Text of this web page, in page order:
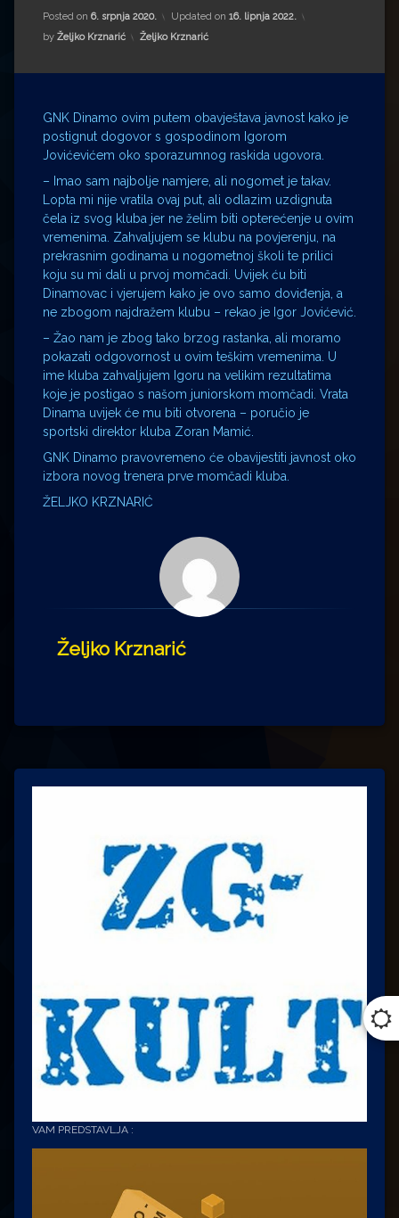
Drugi autori
Drugi autori
Ljiljana Lekanić-Kljaić
Željko Krznarić
Mario Lovreković
Miroslav Šantek
Posted on 6. srpnja 2020. Updated on 16. lipnja 2022.
by Željko Krznarić Kategorije:
Željko Krznarić
GNK Dinamo ovim putem obavještava javnost kako je
postignut dogovor s gospodinom Igorom
Jovićevićem oko sporazumnog raskida ugovora.
– Imao sam najbolje namjere, ali nogomet je takav.
Lopta mi nije vratila ovaj put, ali odlazim uzdignuta
čela iz svog kluba jer ne želim biti opterećenje u ovim
vremenima. Zahvaljujem se klubu na povjerenju, na
prekrasnim godinama u nogometnoj školi te prilici
koju su mi dali u prvoj momčadi. Uvijek ću biti
Dinamovac i vjerujem kako je ovo samo doviđenja, a
ne zbogom najdražem klubu – rekao je Igor Jovićević.
– Žao nam je zbog tako brzog rastanka, ali moramo
pokazati odgovornost u ovim teškim vremenima. U
ime kluba zahvaljujem Igoru na velikim rezultatima
koje je postigao s našom juniorskom momčadi. Vrata
Dinama uvijek će mu biti otvorena – poručio je
sportski direktor kluba Zoran Mamić.
GNK Dinamo pravovremeno će obavijestiti javnost oko
izbora novog trenera prve momčadi kluba.
ŽELJKO KRZNARIĆ
Željko Krznarić
VAM PREDSTAVLJA :